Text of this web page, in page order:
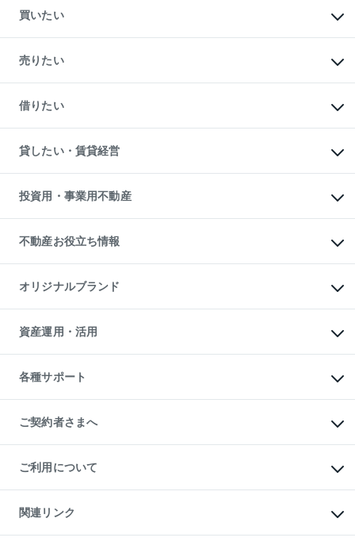
買いたい
新築・分譲マンションの購入
中古マンションの購入
一戸建ての購入
中古一戸建ての購入
不動産購入の流れ
注目キーワード物件特集
購入ガイド
English 繁体中文簡体中文
売りたい
一戸建ての売却・査定
土地の売却・査定
スピードAI査定
不動産査定について
不動産売却の流れ
不動産買換えの流れ
売却ガイド
借りたい
オフィス・店舗の賃貸
借りるときの流れ
借りるガイド
貸したい・賃貸経営
マンション賃料データ
賃貸管理プラン
リロケーションについて
貸すガイド
投資用・事業用不動産
事業用不動産
マンション投資
投資用マンション
アパート経営
収益物件
ビル購入（ビル一棟）
投資用不動産の売却査定
事業用不動産の売却査定
不動産お役立ち情報
マンションライブラリー
人気マンションランキング
暮らしに役立つ不動産メディア
不動産相場・不動産価格情報
不動産コラム・ニュース
不動産用語集
不動産なんでもネット相談室
住まいの税金
オリジナルブランド
一棟リノベーションマンション
L`GENTE（ルジェンテ）
区分リノベーションマンション
投資用一棟レジデンスWELL
不動産小口投資
LEGACIA（レガシア）
資産運用・活用
不動産M&A
アセットマネジメント・出資
各種サポート
相続サポート
リフォームサポート
ご契約者さまへ
ご紹介・再契約特典
入居者様専用-各種ご案内（賃貸）
東急こすもす会「こすもすWeb」
ご利用について
金融商品取引について
東急リバブル ソーシャルメディアポリシー
ご意見・お問い合わせ（金融商品取引専用の相談・お問い合わせ窓口）
関連リンク